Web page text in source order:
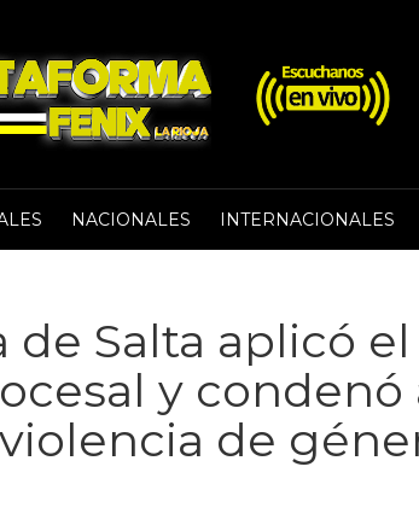
NACIONALES INTERNACIONALES
de Salta aplicó
y condenó
de